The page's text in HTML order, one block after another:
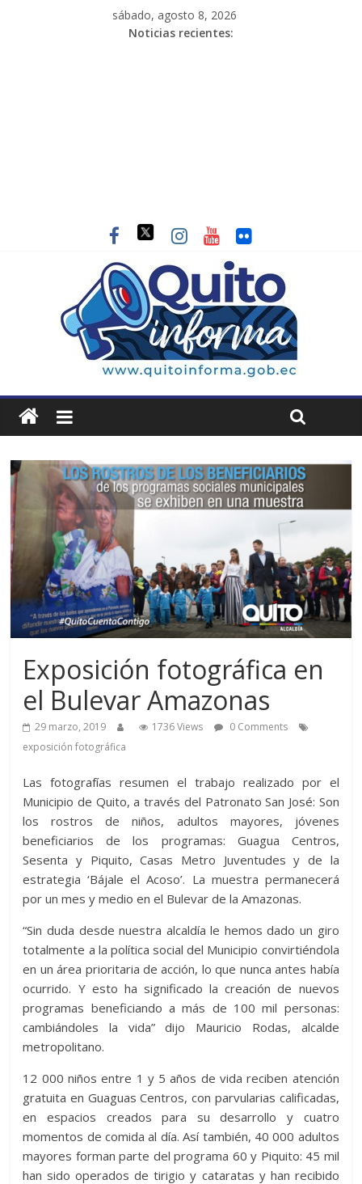
sábado, agosto 8, 2026
Noticias recientes:
Exposición fotográfica en
el Bulevar Amazonas
29 marzo, 2019 1736 Views
0 Comments
exposición fotográfica
Las fotografías resumen el trabajo realizado por el
Municipio de Quito, a través del Patronato San José: Son
los rostros de niños, adultos mayores, jóvenes
beneficiarios de los programas: Guagua Centros,
Sesenta y Piquito, Casas Metro Juventudes y de la
estrategia ‘Bájale el Acoso’. La muestra permanecerá
por un mes y medio en el Bulevar de la Amazonas.
“Sin duda desde nuestra alcaldía le hemos dado un giro
totalmente a la política social del Municipio convirtiéndola
en un área prioritaria de acción, lo que nunca antes había
ocurrido. Y esto ha significado la creación de nuevos
programas beneficiando a más de 100 mil personas:
cambiándoles la vida” dijo Mauricio Rodas, alcalde
metropolitano.
12 000 niños entre 1 y 5 años de vida reciben atención
gratuita en Guaguas Centros, con parvularias calificadas,
en espacios creados para su desarrollo y cuatro
momentos de comida al día. Así también, 40 000 adultos
mayores forman parte del programa 60 y Piquito: 45 mil
han sido operados de tirigio y cataratas y han recibido